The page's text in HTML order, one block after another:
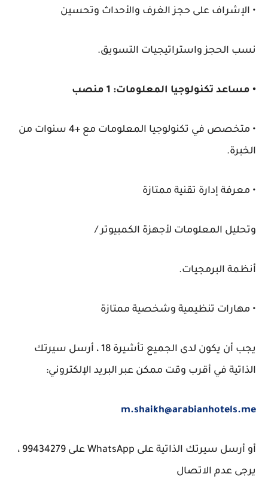
• الإشراف على حجز الغرف والأحداث وتحسين
نسب الحجز واستراتيجيات التسويق.
• مساعد تكنولوجيا المعلومات: 1 منصب
• متخصص في تكنولوجيا المعلومات مع +4 سنوات من
الخبرة.
• معرفة إدارة تقنية ممتازة
وتحليل المعلومات لأجهزة الكمبيوتر /
أنظمة البرمجيات.
• مهارات تنظيمية وشخصية ممتازة
يجب أن يكون لدى الجميع تأشيرة 18 ، أرسل سيرتك
الذاتية في أقرب وقت ممكن عبر البريد الإلكتروني:
m.shaikh@arabianhotels.me
أو أرسل سيرتك الذاتية على WhatsApp على 99434279 ،
يرجى عدم الاتصال